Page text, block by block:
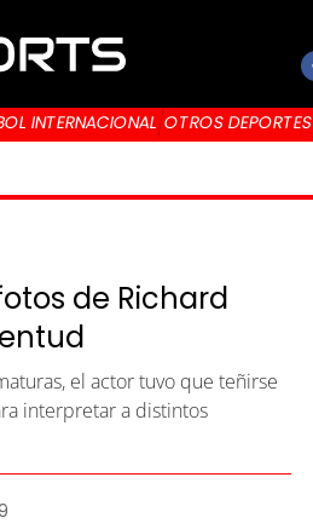
INTERNACIONAL OTROS DEPORTES
de Richard
el actor tuvo que teñirse
interpretar a distintos